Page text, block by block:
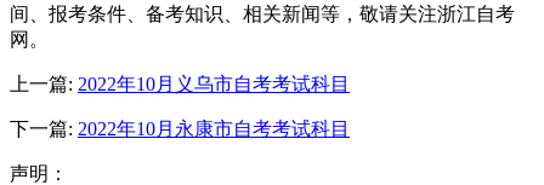
间、报考条件、备考知识、相关新闻等，敬请关注浙江自考
网。
上一篇: 2022年10月义乌市自考考试科目
下一篇: 2022年10月永康市自考考试科目
声明：